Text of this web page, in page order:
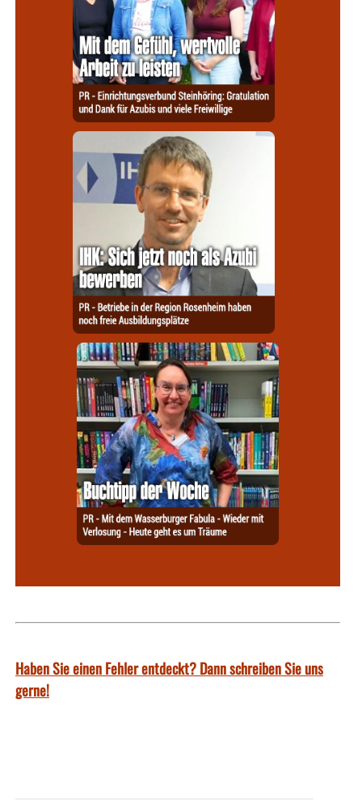
Haben Sie einen Fehler entdeckt? Dann schreiben Sie uns
gerne!